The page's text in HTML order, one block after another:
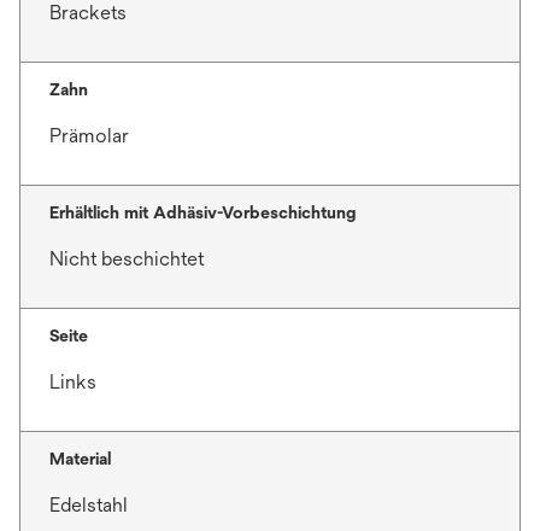
Brackets
Zahn
Prämolar
Erhältlich mit Adhäsiv-Vorbeschichtung
Nicht beschichtet
Seite
Links
Material
Edelstahl